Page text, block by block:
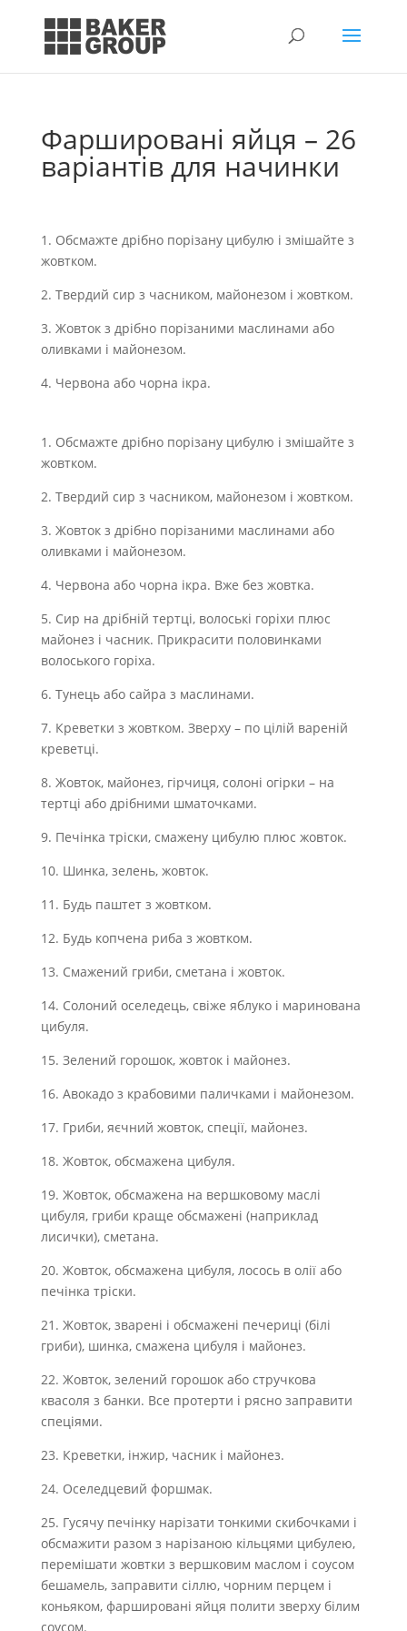
Фаршировані яйця – 26
варіантів для начинки
1. Обсмажте дрібно порізану цибулю і змішайте з
жовтком.
2. Твердий сир з часником, майонезом і жовтком.
3. Жовток з дрібно порізаними маслинами або
оливками і майонезом.
4. Червона або чорна ікра.
1. Обсмажте дрібно порізану цибулю і змішайте з
жовтком.
2. Твердий сир з часником, майонезом і жовтком.
3. Жовток з дрібно порізаними маслинами або
оливками і майонезом.
4. Червона або чорна ікра. Вже без жовтка.
5. Сир на дрібній тертці, волоські горіхи плюс
майонез і часник. Прикрасити половинками
волоського горіха.
6. Тунець або сайра з маслинами.
7. Креветки з жовтком. Зверху – по цілій вареній
креветці.
8. Жовток, майонез, гірчиця, солоні огірки – на
тертці або дрібними шматочками.
9. Печінка тріски, смажену цибулю плюс жовток.
10. Шинка, зелень, жовток.
11. Будь паштет з жовтком.
12. Будь копчена риба з жовтком.
13. Смажений гриби, сметана і жовток.
14. Солоний оселедець, свіже яблуко і маринована
цибуля.
15. Зелений горошок, жовток і майонез.
16. Авокадо з крабовими паличками і майонезом.
17. Гриби, яєчний жовток, спеції, майонез.
18. Жовток, обсмажена цибуля.
19. Жовток, обсмажена на вершковому маслі
цибуля, гриби краще обсмажені (наприклад
лисички), сметана.
20. Жовток, обсмажена цибуля, лосось в олії або
печінка тріски.
21. Жовток, зварені і обсмажені печериці (білі
гриби), шинка, смажена цибуля і майонез.
22. Жовток, зелений горошок або стручкова
квасоля з банки. Все протерти і рясно заправити
спеціями.
23. Креветки, інжир, часник і майонез.
24. Оселедцевий форшмак.
25. Гусячу печінку нарізати тонкими скибочками і
обсмажити разом з нарізаною кільцями цибулею,
перемішати жовтки з вершковим маслом і соусом
бешамель, заправити сіллю, чорним перцем і
коньяком, фаршировані яйця полити зверху білим
соусом.